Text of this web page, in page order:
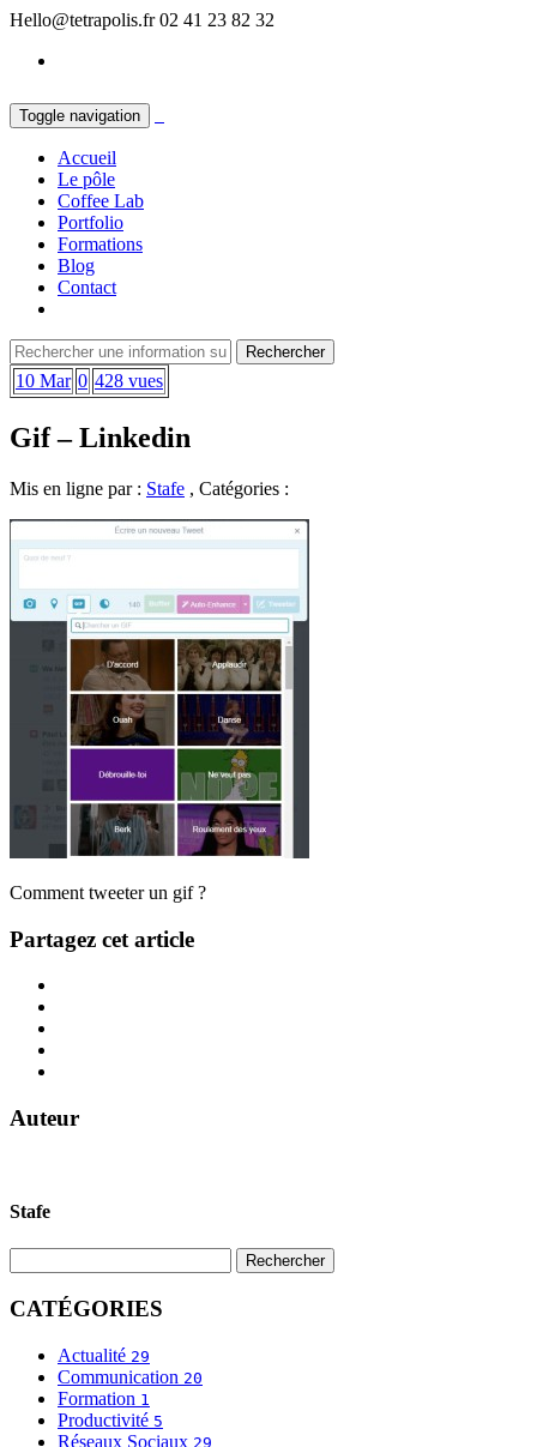
Hello@tetrapolis.fr 02 41 23 82 32
Toggle navigation
Accueil
Le pôle
Coffee Lab
Portfolio
Formations
Blog
Contact
10 Mar 0 428 vues
Gif – Linkedin
Mis en ligne par : Stafe , Catégories :
Comment tweeter un gif ?
Partagez cet article
Auteur
Stafe
CATÉGORIES
Actualité 29
Communication 20
Formation 1
Productivité 5
Réseaux Sociaux 29